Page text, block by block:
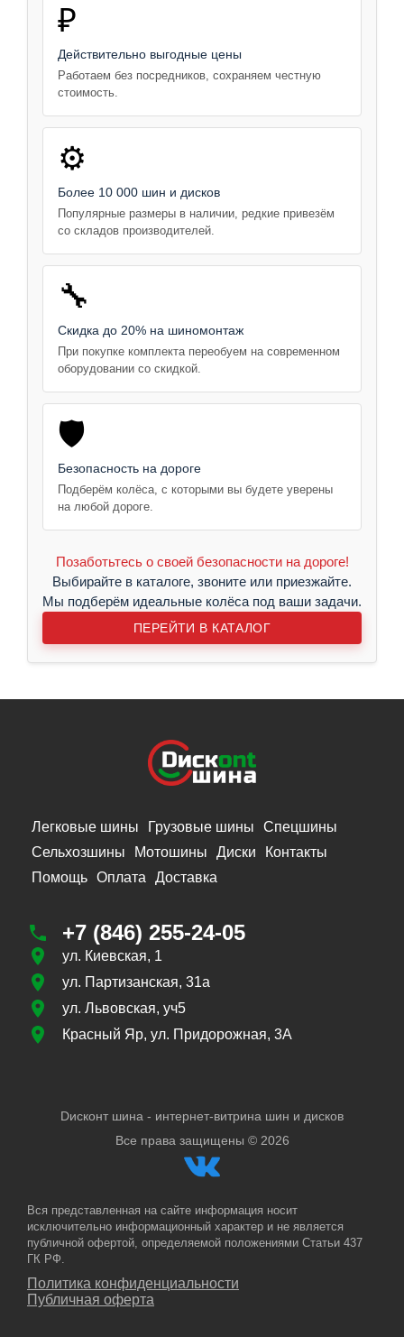
₽
Действительно выгодные цены
Работаем без посредников, сохраняем честную
стоимость.
⚙️
Более 10 000 шин и дисков
Популярные размеры в наличии, редкие привезём
со складов производителей.
🔧
Скидка до 20% на шиномонтаж
При покупке комплекта переобуем на современном
оборудовании со скидкой.
🛡️
Безопасность на дороге
Подберём колёса, с которыми вы будете уверены
на любой дороге.
Позаботьтесь о своей безопасности на дороге!
Выбирайте в каталоге, звоните или приезжайте.
Мы подберём идеальные колёса под ваши задачи.
ПЕРЕЙТИ В КАТАЛОГ
Легковые шины Грузовые шины
Спецшины
Сельхозшины
Мотошины Диски
Контакты
Помощь Оплата Доставка
+7 (846) 255-24-05
ул. Киевская, 1
ул. Партизанская, 31а
ул. Львовская, уч5
Красный Яр, ул. Придорожная, 3А
Dисконт шина - интернет-витрина шин и дисков
Все права защищены © 2026
Вся представленная на сайте информация носит
исключительно информационный характер и не является
публичной офертой, определяемой положениями Статьи 437
ГК РФ.
Политика конфиденциальности
Публичная оферта